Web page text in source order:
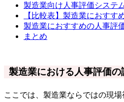
製造業向け人事評価システ
【比較表】製造業におすす
製造業におすすめの人事評
まとめ
製造業における人事評価の
ここでは、製造業ならではの現